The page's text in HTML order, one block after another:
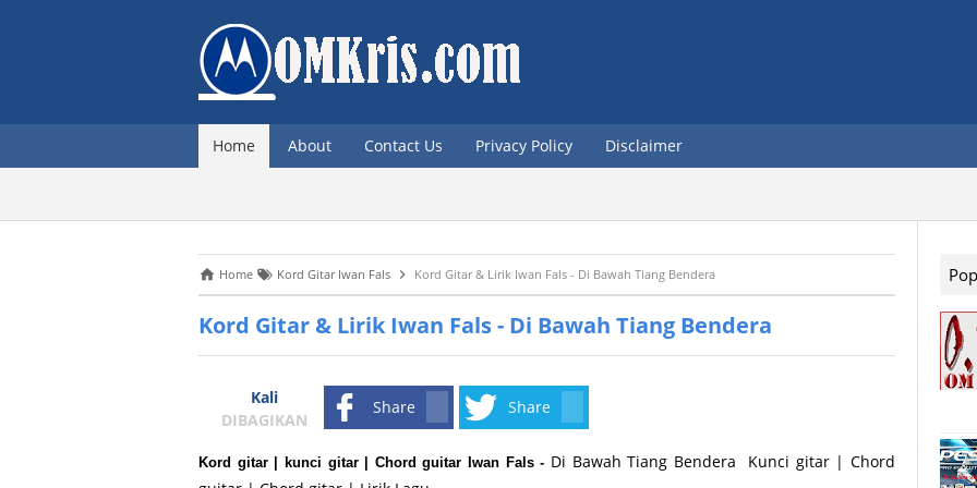
Home About Contact Us Privacy Policy Disclaimer
Home Kord Gitar Iwan Fals Kord Gitar & Lirik Iwan Fals - Di Bawah Tiang Bendera
Kord Gitar & Lirik Iwan Fals - Di Bawah Tiang Bendera
Kali
DIBAGIKAN
Share Share
Kord gitar | kunci gitar | Chord guitar Iwan Fals - Di Bawah Tiang Bendera Kunci gitar | Chord